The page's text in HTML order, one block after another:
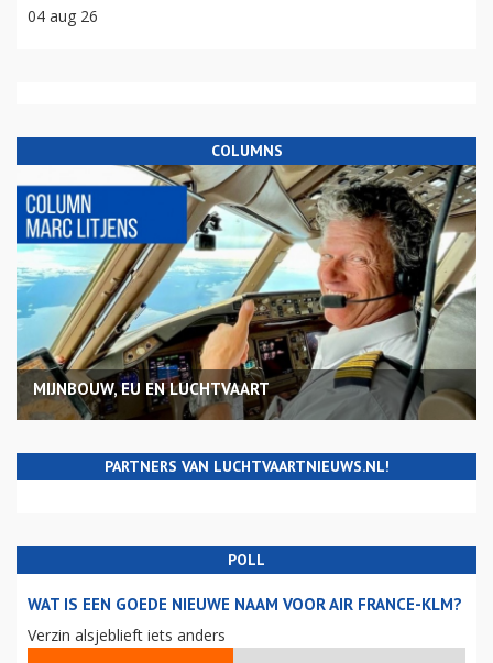
04 aug 26
COLUMNS
MIJNBOUW, EU EN LUCHTVAART
PARTNERS VAN LUCHTVAARTNIEUWS.NL!
POLL
WAT IS EEN GOEDE NIEUWE NAAM VOOR AIR FRANCE-KLM?
Verzin alsjeblieft iets anders